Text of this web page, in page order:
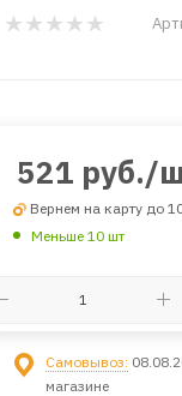
521 руб./
Вернем на карту до
Меньше 10 шт
Самовывоз:
магазине